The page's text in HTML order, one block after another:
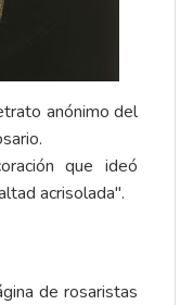
anónimo del
que ideó
acrisolada".
de rosaristas